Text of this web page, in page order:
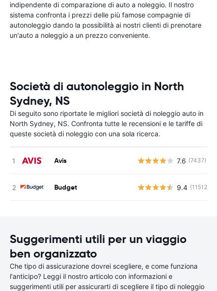
indipendente di comparazione di auto a noleggio. Il nostro
sistema confronta i prezzi delle più famose compagnie di
autonoleggio dando la possibilità ai nostri clienti di prenotare
un'auto a noleggio a un prezzo conveniente.
Società di autonoleggio in North
Sydney, NS
Di seguito sono riportate le migliori società di noleggio auto in
North Sydney, NS. Confronta tutte le recensioni e le tariffe di
queste società di noleggio con una sola ricerca.
Avis 7.6 (7437)
Budget 9.4 (11512)
Suggerimenti utili per un viaggio
ben organizzato
Che tipo di assicurazione dovrei scegliere, e come funziona
l'anticipo? Leggi il nostro articolo con informazioni e
suggerimenti utili per assicurarti di scegliere il tipo di noleggio